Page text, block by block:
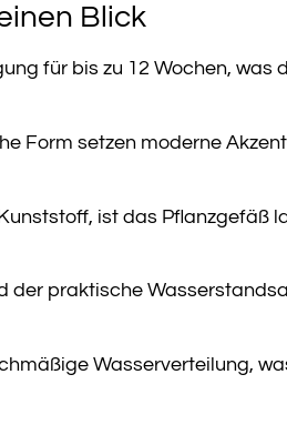
Blick
für bis zu 12 Wochen, was
Form setzen moderne
ist das Pflanzgefäß
der praktische
Wasserverteilung,